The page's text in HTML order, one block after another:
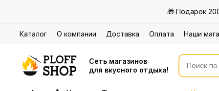
🎁 Подарок
Каталог О компании Доставка Оплата Наши
Сеть магазинов
для вкусного отдыха!